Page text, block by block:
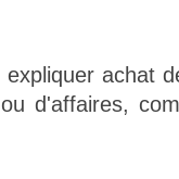
expliquer achat
ou d'affaires,